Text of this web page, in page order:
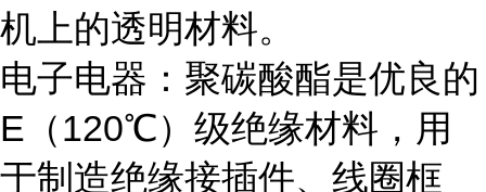
机上的透明材料。
电子电器：聚碳酸酯是优良的
E（120℃）级绝缘材料，用
于制造绝缘接插件、线圈框